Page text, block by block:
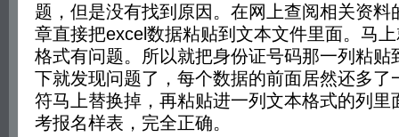
题，但是没有找到原因。在网上查阅相关资料
章直接把excel数据粘贴到文本文件里面。马
格式有问题。所以就把身份证号码那一列粘贴
下就发现问题了，每个数据的前面居然还多了
符马上替换掉，再粘贴进一列文本格式的列里
考报名样表，完全正确。